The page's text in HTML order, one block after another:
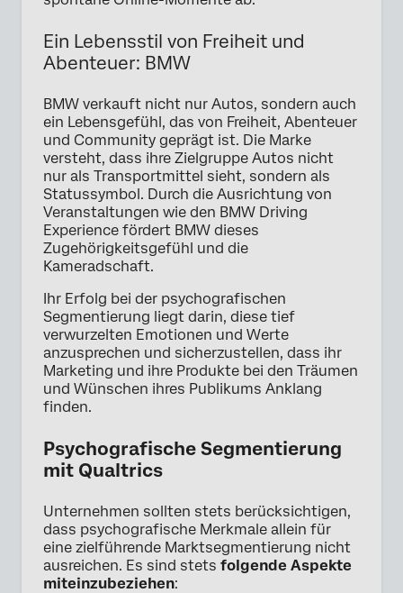
Ein Lebensstil von Freiheit und
Abenteuer: BMW
BMW verkauft nicht nur Autos, sondern auch
ein Lebensgefühl, das von Freiheit, Abenteuer
und Community geprägt ist. Die Marke
versteht, dass ihre Zielgruppe Autos nicht
nur als Transportmittel sieht, sondern als
Statussymbol. Durch die Ausrichtung von
Veranstaltungen wie den BMW Driving
Experience fördert BMW dieses
Zugehörigkeitsgefühl und die
Kameradschaft.
Ihr Erfolg bei der psychografischen
Segmentierung liegt darin, diese tief
verwurzelten Emotionen und Werte
anzusprechen und sicherzustellen, dass ihr
Marketing und ihre Produkte bei den Träumen
und Wünschen ihres Publikums Anklang
finden.
Psychografische Segmentierung
mit Qualtrics
Unternehmen sollten stets berücksichtigen,
dass psychografische Merkmale allein für
eine zielführende Marktsegmentierung nicht
ausreichen. Es sind stets folgende Aspekte
miteinzubeziehen: